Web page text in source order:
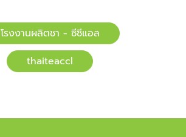
โรงงานผลิตชา - ซีซีแอล
​​thaiteaccl